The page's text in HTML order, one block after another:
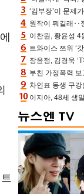
트와이스 쯔위 ‘